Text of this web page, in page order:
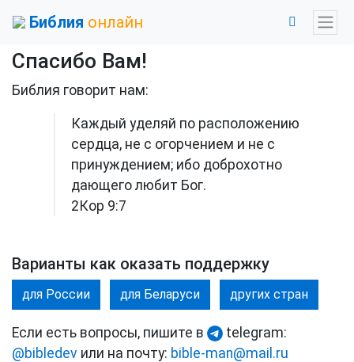
Библия онлайн
Спасибо Вам!
Библия говорит нам:
Каждый уделяй по расположению
сердца, не с огорчением и не с
принуждением; ибо доброхотно
дающего любит Бог.
2Кор 9:7
Варианты как оказать поддержку
для России для Беларуси других стран
Если есть вопросы, пишите в
telegram:
@bibledev или на почту: bible-man@mail.ru